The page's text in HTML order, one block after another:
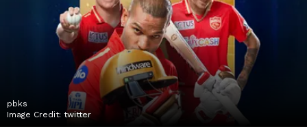
pbks
Image Credit: twitter